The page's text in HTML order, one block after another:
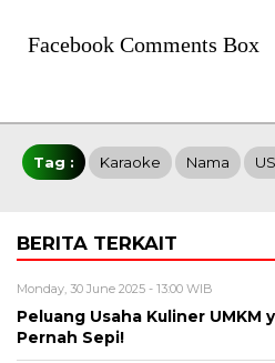
Facebook Comments Box
Tag : Karaoke Nama
BERITA TERKAIT
Monday, 30 June 2025 - 13:00 WIB
Peluang Usaha Kuliner UMKM
Pernah Sepi!